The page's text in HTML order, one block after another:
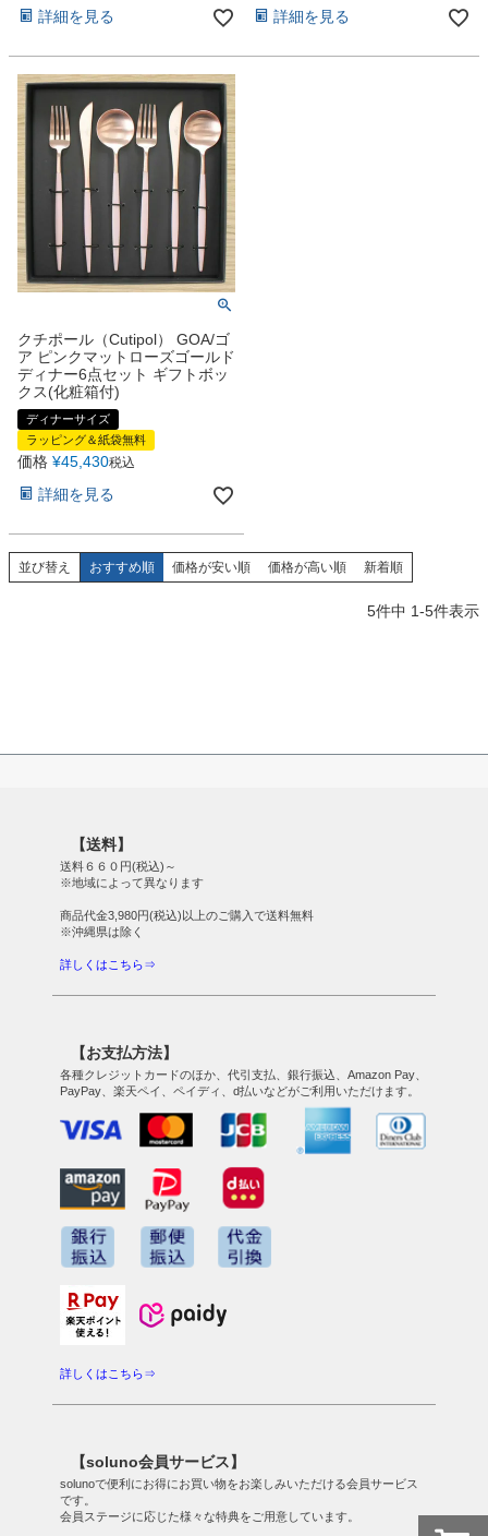
詳細を見る
詳細を見る
クチポール（Cutipol） GOA/ゴ
ア ピンクマットローズゴールド
ディナー6点セット ギフトボッ
クス(化粧箱付)
ディナーサイズ
ラッピング＆紙袋無料
価格 ¥45,430税込
詳細を見る
並び替え おすすめ順 価格が安い順 価格が高い順 新着順
5件中 1-5件表示
【送料】
送料６６０円(税込)～
※地域によって異なります
商品代金3,980円(税込)以上のご購入で送料無料
※沖縄県は除く
詳しくはこちら⇒
【お支払方法】
各種クレジットカードのほか、代引支払、銀行振込、Amazon Pay、
PayPay、楽天ペイ、ペイディ、d払いなどがご利用いただけます。
詳しくはこちら⇒
【soluno会員サービス】
solunoで便利にお得にお買い物をお楽しみいただける会員サービス
です。
会員ステージに応じた様々な特典をご用意しています。